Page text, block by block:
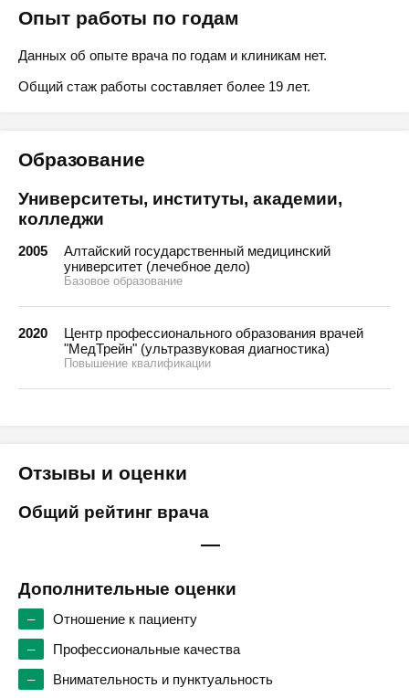
Опыт работы по годам
Данных об опыте врача по годам и клиникам нет.
Общий стаж работы составляет более 19 лет.
Образование
Университеты, институты, академии,
колледжи
2005
Алтайский государственный медицинский
университет (лечебное дело)
Базовое образование
2020
Центр профессионального образования врачей
"МедТрейн" (ультразвуковая диагностика)
Повышение квалификации
Отзывы и оценки
Общий рейтинг врача
—
Дополнительные оценки
–
Отношение к пациенту
–
Профессиональные качества
–
Внимательность и пунктуальность